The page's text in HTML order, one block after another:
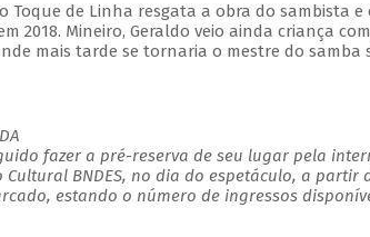
Toque de Linha resgata a obra do sambista e
2018. Mineiro, Geraldo veio ainda criança
mais tarde se tornaria o mestre do samba
fazer a pré-reserva de seu lugar pela
Cultural BNDES, no dia do espetáculo, a partir
estando o número de ingressos